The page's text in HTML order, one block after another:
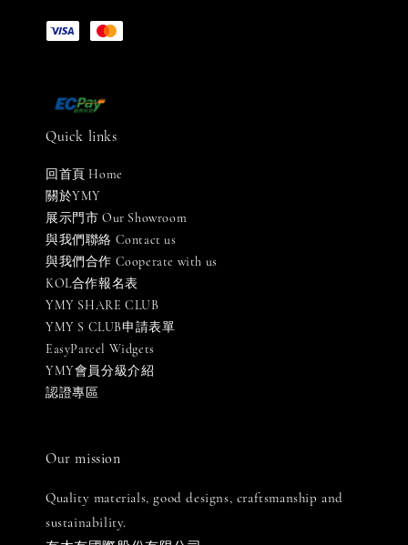
Quick links
回首頁 Home
關於YMY
展示門市 Our Showroom
與我們聯絡 Contact us
與我們合作 Cooperate with us
KOL合作報名表
YMY SHARE CLUB
YMY S CLUB申請表單
EasyParcel Widgets
YMY會員分級介紹
認證專區
Our mission
Quality materials, good designs, craftsmanship and
sustainability.